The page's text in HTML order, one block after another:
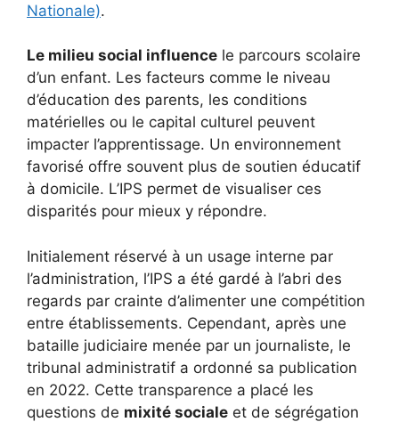
Nationale).
Le milieu social influence le parcours scolaire
d’un enfant. Les facteurs comme le niveau
d’éducation des parents, les conditions
matérielles ou le capital culturel peuvent
impacter l’apprentissage. Un environnement
favorisé offre souvent plus de soutien éducatif
à domicile. L’IPS permet de visualiser ces
disparités pour mieux y répondre.
Initialement réservé à un usage interne par
l’administration, l’IPS a été gardé à l’abri des
regards par crainte d’alimenter une compétition
entre établissements. Cependant, après une
bataille judiciaire menée par un journaliste, le
tribunal administratif a ordonné sa publication
en 2022. Cette transparence a placé les
questions de mixité sociale et de ségrégation